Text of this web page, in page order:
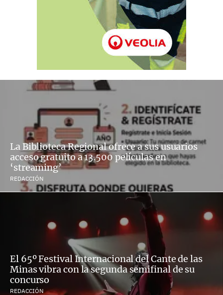
La Biblioteca Regional ofrece a sus usuarios
acceso gratuito a 13.500 películas en
‘streaming’
REDACCIÓN
El 65º Festival Internacional del Cante de las
Minas vibra con la segunda semifinal de su
concurso
REDACCIÓN